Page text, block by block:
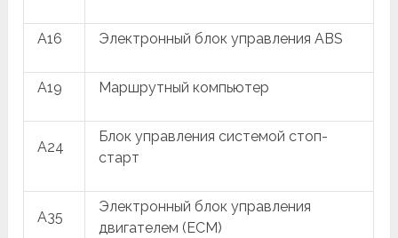
A16 Электронный блок управления ABS
A19 Маршрутный компьютер
A24
Блок управления системой стоп-
старт
A35
Электронный блок управления
двигателем (ECM)